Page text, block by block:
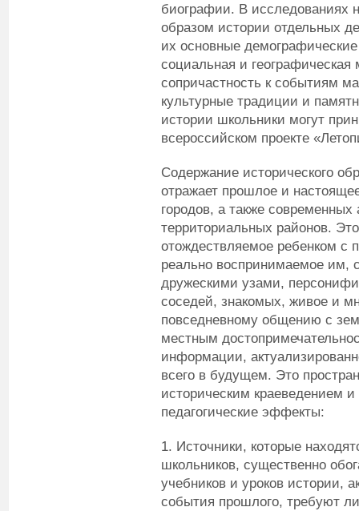
биографии. В исследованиях
образом истории отдельных
их основные
социальная и географическая
сопричастность к событиям
культурные традиции и
истории школьники могут
всероссийском проекте
Содержание исторического
отражает прошлое и
городов, а также
территориальных районов.
отождествляемое ребенком с
реально воспринимаемое им,
дружескими узами,
соседей, знакомых, живое и
повседневному общению с
местным
информации,
всего в будущем. Это
историческим краеведением
педагогические эффекты:
1. Источники, которые
школьников, существенно
учебников и уроков истории,
события прошлого, требуют